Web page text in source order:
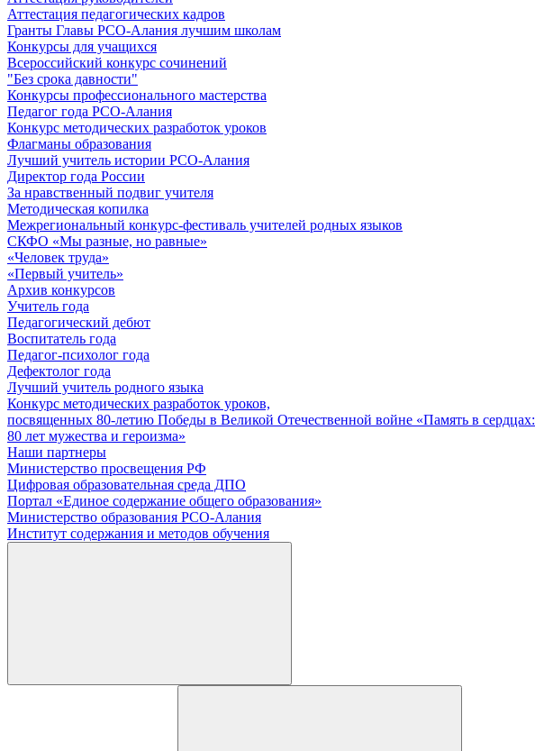
Аттестация педагогических кадров
Гранты Главы РСО-Алания лучшим школам
Конкурсы для учащихся
Всероссийский конкурс сочинений
"Без срока давности"
Конкурсы профессионального мастерства
Педагог года РСО-Алания
Конкурс методических разработок уроков
Флагманы образования
Лучший учитель истории РСО-Алания
Директор года России
За нравственный подвиг учителя
Методическая копилка
Межрегиональный конкурс-фестиваль учителей родных языков
СКФО «Мы разные, но равные»
«Человек труда»
«Первый учитель»
Архив конкурсов
Учитель года
Педагогический дебют
Воспитатель года
Педагог-психолог года
Дефектолог года
Лучший учитель родного языка
Конкурс методических разработок уроков,
посвященных 80-летию Победы в Великой Отечественной войне «Память в сердцах:
80 лет мужества и героизма»
Наши партнеры
Министерство просвещения РФ
Цифровая образовательная среда ДПО
Портал «Единое содержание общего образования»
Министерство образования РСО-Алания
Институт содержания и методов обучения